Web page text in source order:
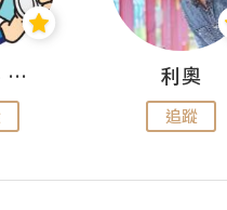
裝修佬 - 香港一站式網上裝修平台 利奧
追蹤